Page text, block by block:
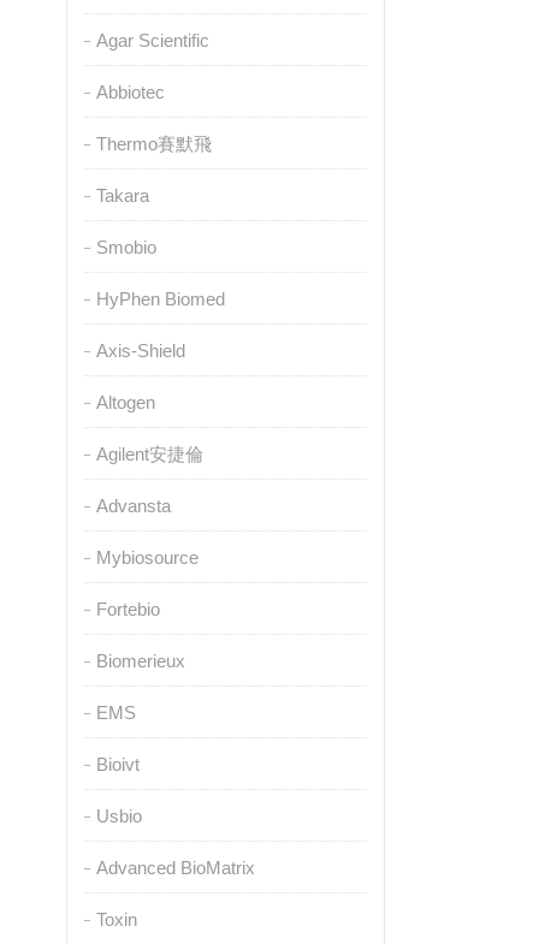
Agar Scientific
Abbiotec
Thermo賽默飛
Takara
Smobio
HyPhen Biomed
Axis-Shield
Altogen
Agilent安捷倫
Advansta
Mybiosource
Fortebio
Biomerieux
EMS
Bioivt
Usbio
Advanced BioMatrix
Toxin